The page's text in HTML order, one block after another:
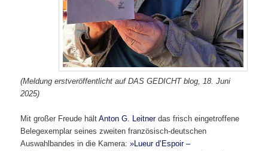
(Meldung erstveröffentlicht auf DAS GEDICHT blog, 18. Juni
2025)
Mit großer Freude hältAnton G. Leitnerdas frisch eingetroffene
Belegexemplar seines zweiten französisch-deutschen
Auswahlbandes in die Kamera:»Lueur d’Espoir –